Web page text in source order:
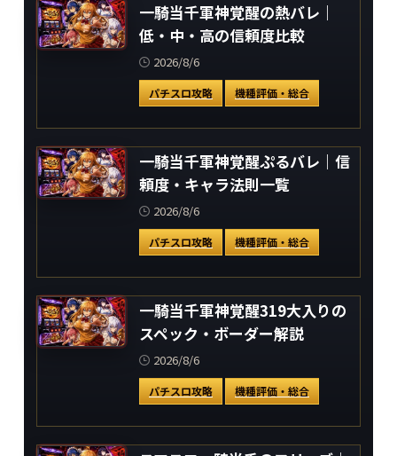
一騎当千軍神覚醒の熱バレ｜
低・中・高の信頼度比較
2026/8/6
パチスロ攻略 機種評価・総合
一騎当千軍神覚醒ぷるバレ｜信
頼度・キャラ法則一覧
2026/8/6
パチスロ攻略 機種評価・総合
一騎当千軍神覚醒319大入りの
スペック・ボーダー解説
2026/8/6
パチスロ攻略 機種評価・総合